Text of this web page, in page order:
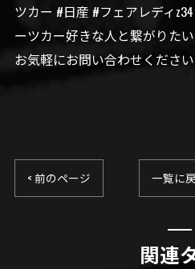
ツカー #日産 #フェアレディ
ーツカー好きな人と繋がりた
お気軽にお問い合わせください
< 前のページ 一覧に
関連